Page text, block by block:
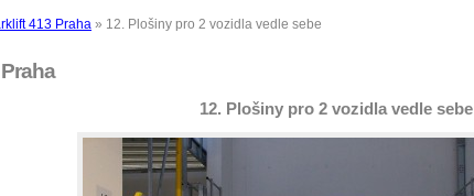
413 Praha » 12. Plošiny pro 2 vozidla vedle sebe
12. Plošiny pro 2 vozidla vedle sebe